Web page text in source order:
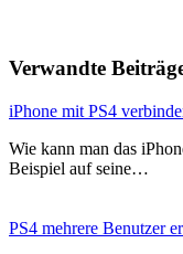
Verwandte
iPhone mit PS4
Wie kann man das
Beispiel auf seine…
PS4 mehrere Benutzer